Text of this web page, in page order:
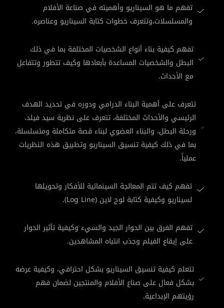
تفهم ما هو السيناريو وأهميته في صناعة الأفلام
والمسلسلات،وتتعرف خطوات كتابة السيناريو وعناصره.
تفهم كيفية بناء أنواع الشخصيات المختلفة بما في ذلك
البطل والشخصيات المساعدة بأبعادها وكيف تتطور وتتفاعل
مع الأحداث.
تتعرف على أهمية البناء الدرامي ودوره في تحديد الهدف
الرئيسي والأحداث المختلفة، تتعرف على نظرية سيد فيلد،
ورحلة البطل، والبناء العضوي لبناء قصة متكاملة ومتسلسلة،
بما في ذلك كيفية تنسيق السيناريو وتطبيق هذه النظريات
عملياً.
تفهم كيف تتم المعالجة السينمائية للأفكار وتحويلها
لسيناريو وكيفية كتابة لوج لاين (Log Line).
تفهم الفرق بين الحوار الجيد والسيء وكيفية تأثير الحوار
على إيقاع الفيلم وجذب انتباه المشاهدين.
تتعلم كيفية تنسيق السيناريو بشكل احترافي، وكيفية عرضه
بشكل فعال على صناع الأفلام والمنتجين لضمان فهم
رؤيتهم الإبداعية.